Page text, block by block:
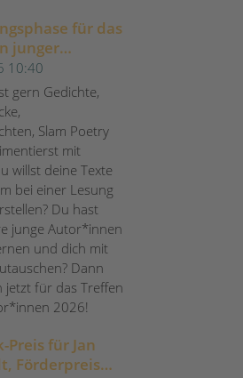
für das
junger
2026 der
10:40
gern Gedichte,
Slam Poetry
mit
willst deine Texte
bei einer Lesung
Du hast
junge Autor*innen
und dich mit
Dann
jetzt für das Treffen
2026!
Preis für Jan
Förderpreis